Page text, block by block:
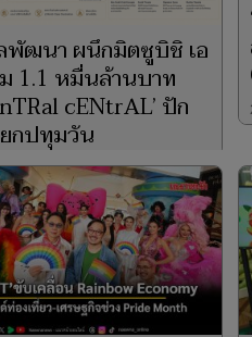
พัฒนา ผนึกมิตซูบิชิ เอ
1.1 หมื่นล้านบาท
cENtrAL’ ปัก
กปทุมวัน